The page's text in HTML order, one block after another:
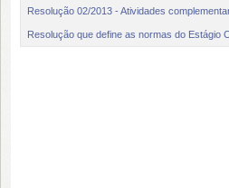
Resolução 02/2013 - Atividades
Resolução que define as normas do Estágio